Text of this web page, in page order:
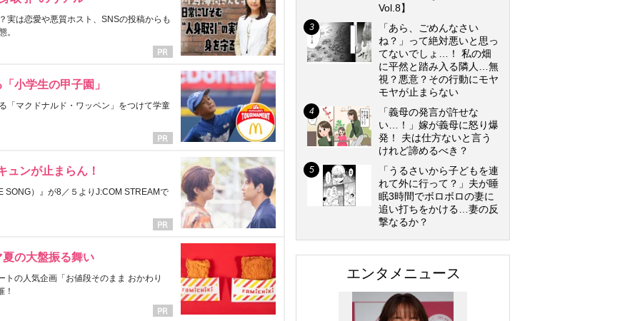
実は恋愛や悪質ホスト、SNSの投稿からも
。
小学生の甲子園」
「マクドナルド・ワッペン」をつけて学童
ュンが止まらん！
SONG）』が8／５よりJ:COM STREAMで
の大盤振る舞い
の人気企画「お値段そのまま おかわり
！
Vol.8】
「あら、ごめんなさい
ね？」って絶対悪いと思っ
てないでしょ…！ 私の畑
に平然と踏み入る隣人…無
視？悪意？その行動にモヤ
モヤが止まらない
「義母の発言が許せな
い…！」嫁が義母に怒り爆
発！ 夫は仕方ないと言う
けれど諦めるべき？
「うるさいから子どもを連
れて外に行って？」夫が睡
眠3時間でボロボロの妻に
追い打ちをかける…妻の反
撃なるか？
エンタメニュース